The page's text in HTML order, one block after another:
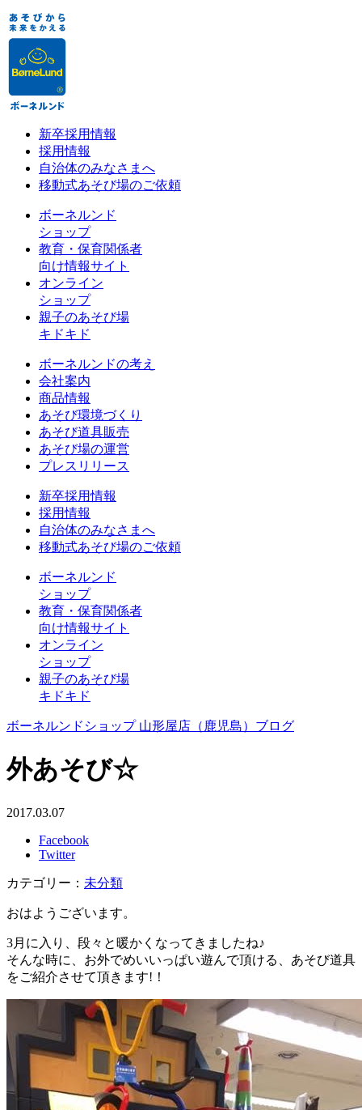
新卒採用情報
採用情報
自治体のみなさまへ
移動式あそび場のご依頼
ボーネルンド
ショップ
教育・保育関係者
向け情報サイト
オンライン
ショップ
親子のあそび場
キドキド
ボーネルンドの考え
会社案内
商品情報
あそび環境づくり
あそび道具販売
あそび場の運営
プレスリリース
新卒採用情報
採用情報
自治体のみなさまへ
移動式あそび場のご依頼
ボーネルンド
ショップ
教育・保育関係者
向け情報サイト
オンライン
ショップ
親子のあそび場
キドキド
ボーネルンドショップ 山形屋店（鹿児島）ブログ
外あそび☆
2017.03.07
Facebook
Twitter
カテゴリー： 未分類
おはようございます。
3月に入り、段々と暖かくなってきましたね♪
そんな時に、お外でめいいっぱい遊んで頂ける、あそび道具
をご紹介させて頂きます!！